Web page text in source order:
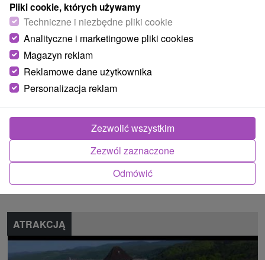
Region turystyczny
vrchy, Trenčiansky kraj, Biele Karpaty, Považský Inovec
Znalazłeś błąd lub chcesz polecić nam nową atrakcję
Zgłoś błąd
ATRAKCJĄ
Pliki cookie, których używamy
Techniczne i niezbędne pliki cookie
Analityczne i marketingowe pliki cookies
Magazyn reklam
Reklamowe dane użytkownika
Personalizacja reklam
Odmówić
Zezwól zaznaczone
Zezwolić wszystkim